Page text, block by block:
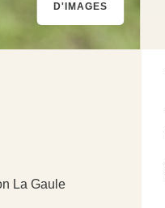
D'IMAGES
La Gaule